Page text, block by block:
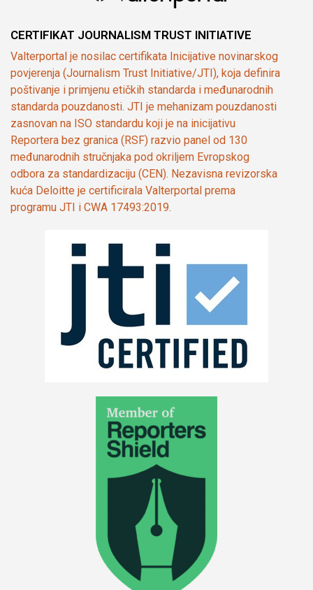
CERTIFIKAT JOURNALISM TRUST INITIATIVE
Valterportal je nosilac certifikata Inicijative novinarskog
povjerenja (Journalism Trust Initiative/JTI), koja definira
poštivanje i primjenu etičkih standarda i međunarodnih
standarda pouzdanosti. JTI je mehanizam pouzdanosti
zasnovan na ISO standardu koji je na inicijativu
Reportera bez granica (RSF) razvio panel od 130
međunarodnih stručnjaka pod okriljem Evropskog
odbora za standardizaciju (CEN). Nezavisna revizorska
kuća Deloitte je certificirala Valterportal prema
programu JTI i CWA 17493:2019.